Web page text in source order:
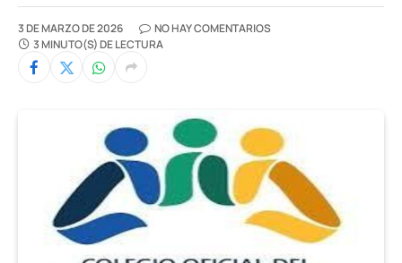
3 DE MARZO DE 2026
NO HAY COMENTARIOS
3 MINUTO(S) DE LECTURA